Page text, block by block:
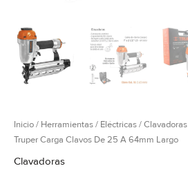
Inicio/ Herramientas/ Eléctricas/Clavadoras
Truper Carga Clavos De 25 A 64mm Largo
Clavadoras